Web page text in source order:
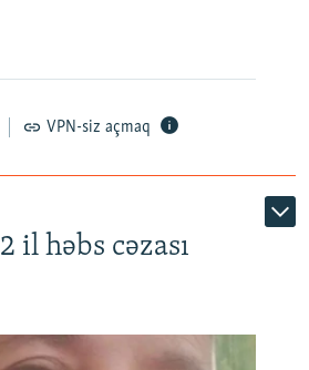
VPN-siz açmaq
il həbs cəzası